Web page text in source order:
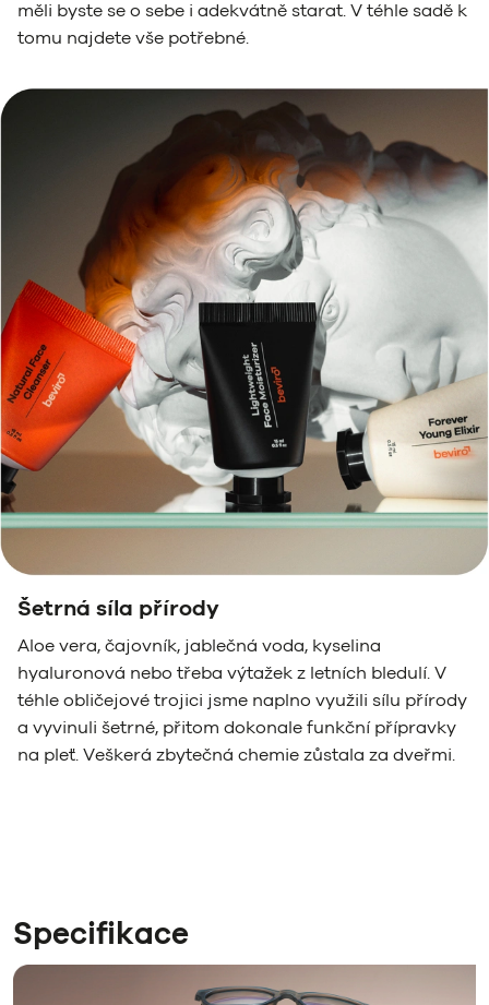
měli byste se o sebe i adekvátně starat. V téhle sadě k
tomu najdete vše potřebné.
Šetrná síla přírody
Aloe vera, čajovník, jablečná voda, kyselina
hyaluronová nebo třeba výtažek z letních bledulí. V
téhle obličejové trojici jsme naplno využili sílu přírody
a vyvinuli šetrné, přitom dokonale funkční přípravky
na pleť. Veškerá zbytečná chemie zůstala za dveřmi.
Specifikace